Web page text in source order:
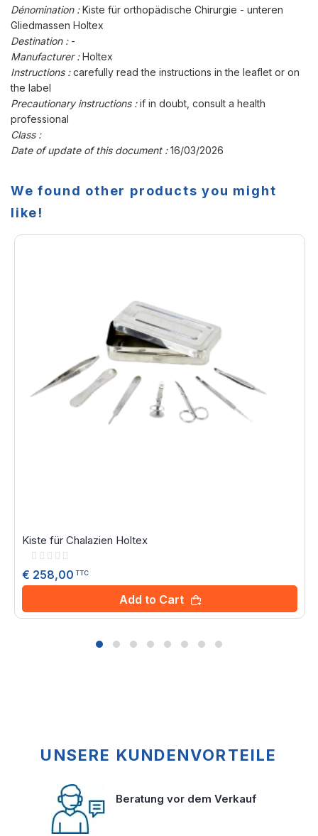
Dénomination :Kiste für orthopädische Chirurgie - unteren
Gliedmassen Holtex
Destination : -
Manufacturer :Holtex
Instructions :carefully read the instructions in the leaflet or on
the label
Precautionary instructions :if in doubt, consult a health
professional
Class :
Date of update of this document :16/03/2026
We found other products you might
like!
Kiste für Chalazien Holtex
Rating:
€ 258,00 TTC
Add to Cart
UNSERE KUNDENVORTEILE
Beratung vor dem Verkauf